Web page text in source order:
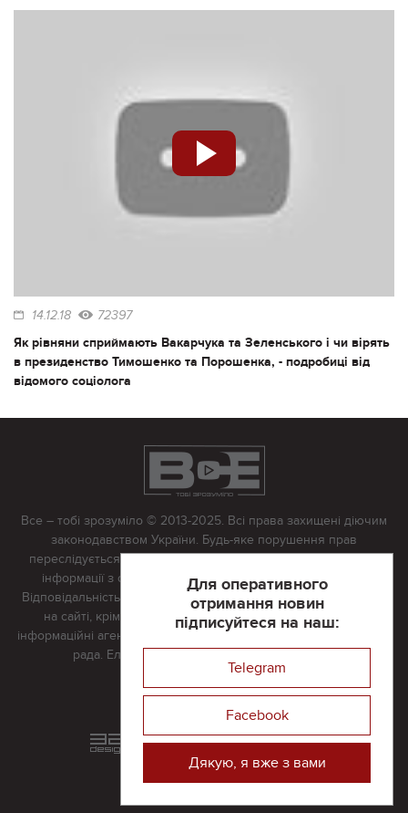
14.12.18 72397
Як рівняни сприймають Вакарчука та Зеленського і чи вірять
в президенство Тимошенко та Порошенка, - подробиці від
відомого соціолога
Для оперативного
отримання новин
підписуйтеся на наш:
Telegram
Facebook
Дякую, я вже з вами
Все – тобі зрозуміло © 2013-2025. Всі права захищені діючим
законодавством України. Будь-яке порушення прав
переслідується в судовому порядку. Будь-яке відтворення
інформації з сайту тільки з письмово дозволу редакції.
Відповідальність за достовірність усіх матеріалів, розміщених
на сайті, крім матеріалів, які містять посилання на інші
інформаційні агентства або інтернет-видання, несе редакційна
рада. Електронна пошта:
Реклама на сайті
Розроблений та підтримується